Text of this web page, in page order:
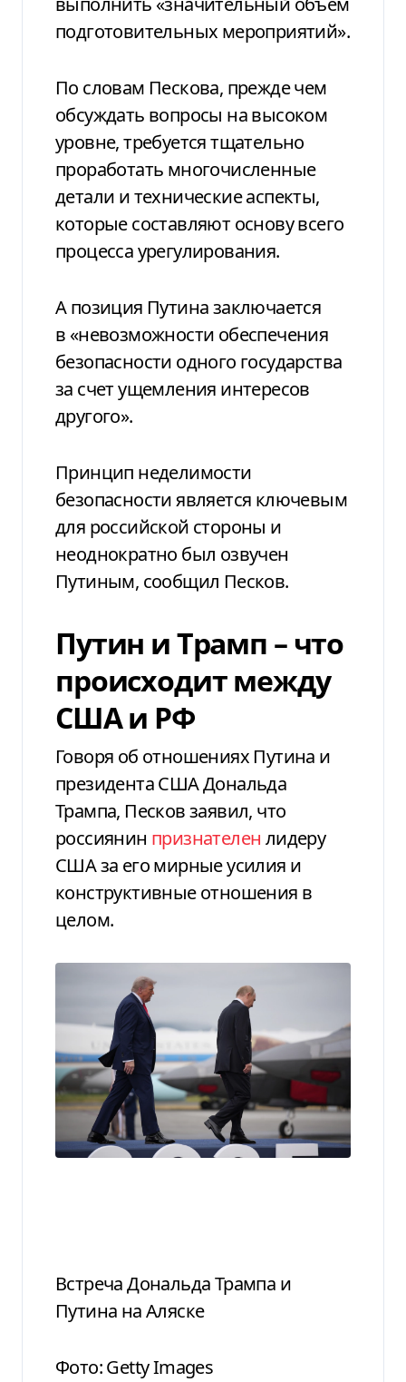
подготовительных мероприятий».
По словам Пескова, прежде чем
обсуждать вопросы на высоком
уровне, требуется тщательно
проработать многочисленные
детали и технические аспекты,
которые составляют основу всего
процесса урегулирования.
А позиция Путина заключается
в «невозможности обеспечения
безопасности одного государства
за счет ущемления интересов
другого».
Принцип неделимости
безопасности является ключевым
для российской стороны и
неоднократно был озвучен
Путиным, сообщил Песков.
Путин и Трамп – что
происходит между
США и РФ
Говоря об отношениях Путина и
президента США Дональда
Трампа, Песков заявил, что
россиянин признателен лидеру
США за его мирные усилия и
конструктивные отношения в
целом.
Встреча Дональда Трампа и
Путина на Аляске
Фото: Getty Images